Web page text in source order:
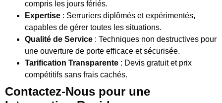
compris les jours fériés.
Expertise : Serruriers diplômés et expérimentés,
capables de gérer toutes les situations.
Qualité de Service : Techniques non destructives pour
une ouverture de porte efficace et sécurisée.
Tarification Transparente : Devis gratuit et prix
compétitifs sans frais cachés.
Contactez-Nous pour une